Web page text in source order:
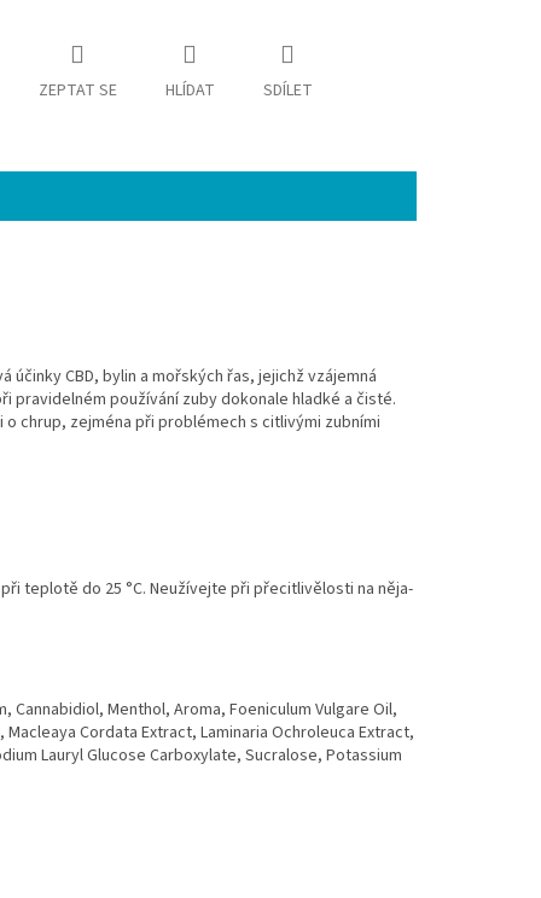
ZEPTAT SE HLÍDAT SDÍLET
účinky CBD, bylin a mořských řas, jejichž vzájemná
pravidelném používání zuby dokonale hladké a čisté.
chrup, zejména při problémech s citlivými zubními
teplotě do 25 °C. Neužívejte při přecitlivělosti na něja-
Menthol, Aroma, Foeniculum Vulgare Oil,
Cordata Extract, Laminaria Ochroleuca Extract,
Lauryl Glucose Carboxylate, Sucralose, Potassium